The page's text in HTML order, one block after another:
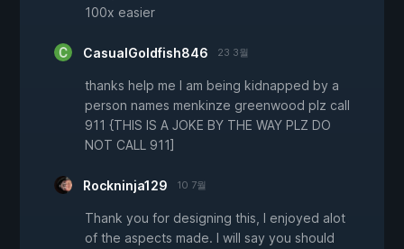
100x easier
CasualGoldfish846 23 3월
thanks help me I am being kidnapped by a
person names menkinze greenwood plz call
911 {THIS IS A JOKE BY THE WAY PLZ DO
NOT CALL 911]
Rockninja129 10 7월
Thank you for designing this, I enjoyed alot
of the aspects made. I will say you should